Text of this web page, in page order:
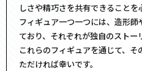
しさや精巧さを共有できることを
フィギュア一つ一つには、造形
ており、それぞれが独自のストー
これらのフィギュアを通じて、
ただければ幸いです。